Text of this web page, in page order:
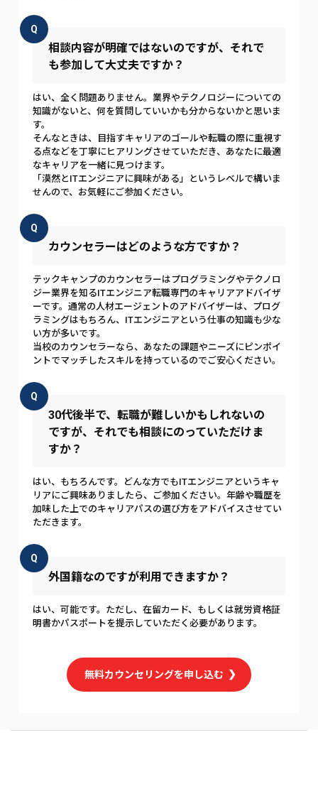
Q
相談内容が明確ではないのですが、それで
も参加して大丈夫ですか？
はい、全く問題ありません。業界やテクノロジーについての
知識がないと、何を質問していいかも分からないかと思いま
す。
そんなときは、目指すキャリアのゴールや転職の際に重視す
る点などを丁寧にヒアリングさせていただき、あなたに最適
なキャリアを一緒に見つけます。
「漠然とITエンジニアに興味がある」というレベルで構いま
せんので、お気軽にご参加ください。
Q
カウンセラーはどのような方ですか？
テックキャンプのカウンセラーはプログラミングやテクノロ
ジー業界を知るITエンジニア転職専門のキャリアアドバイザ
ーです。通常の人材エージェントのアドバイザーは、プログ
ラミングはもちろん、ITエンジニアという仕事の知識も少な
い方が多いです。
当校のカウンセラーなら、あなたの課題やニーズにピンポイ
ントでマッチしたスキルを持っているのでご安心ください。
Q
30代後半で、転職が難しいかもしれないの
ですが、それでも相談にのっていただけま
すか？
はい、もちろんです。どんな方でもITエンジニアというキャ
リアにご興味ありましたら、ご参加ください。年齢や職歴を
加味した上でのキャリアパスの選び方をアドバイスさせてい
ただきます。
Q
外国籍なのですが利用できますか？
はい、可能です。ただし、在留カード、もしくは就労資格証
明書かパスポートを提示していただく必要があります。
無料カウンセリングを申し込む